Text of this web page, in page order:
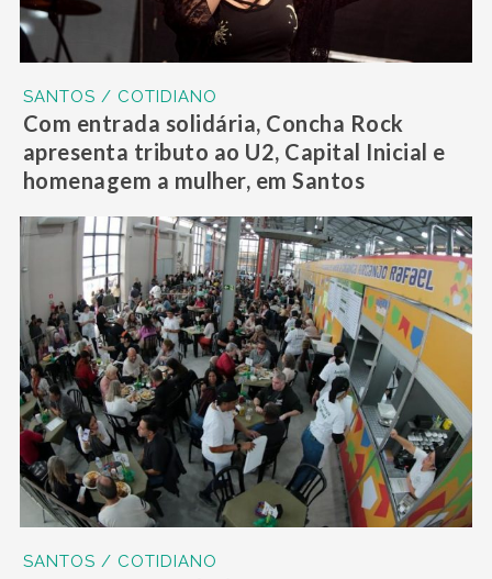
SANTOS / COTIDIANO
Com entrada solidária, Concha Rock
apresenta tributo ao U2, Capital Inicial e
homenagem a mulher, em Santos
SANTOS / COTIDIANO